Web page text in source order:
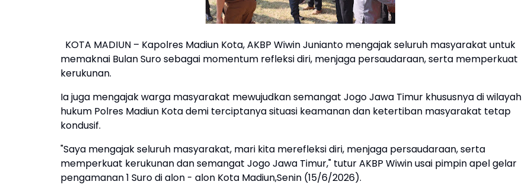
KOTA MADIUN – Kapolres Madiun Kota, AKBP Wiwin Junianto mengajak seluruh masyarakat untuk
memaknai Bulan Suro sebagai momentum refleksi diri, menjaga persaudaraan, serta memperkuat
kerukunan.
Ia juga mengajak warga masyarakat mewujudkan semangat Jogo Jawa Timur khususnya di wilayah
hukum Polres Madiun Kota demi terciptanya situasi keamanan dan ketertiban masyarakat tetap
kondusif.
"Saya mengajak seluruh masyarakat, mari kita merefleksi diri, menjaga persaudaraan, serta
memperkuat kerukunan dan semangat Jogo Jawa Timur," tutur AKBP Wiwin usai pimpin apel gelar
pengamanan 1 Suro di alon - alon Kota Madiun,Senin (15/6/2026).